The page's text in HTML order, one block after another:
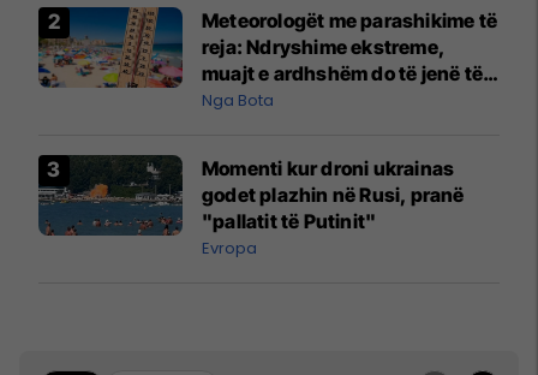
Meteorologët me parashikime të
reja: Ndryshime ekstreme,
muajt e ardhshëm do të jenë të
pazakontë
Nga Bota
Momenti kur droni ukrainas
godet plazhin në Rusi, pranë
"pallatit të Putinit"
Evropa